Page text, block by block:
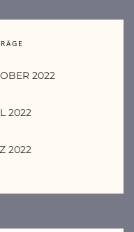
2022
2022
2022